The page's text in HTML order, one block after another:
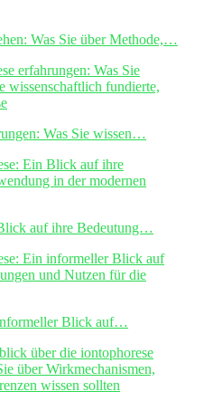
Was Sie über Methode,…
Was Sie wissen…
auf ihre Bedeutung…
Blick auf…